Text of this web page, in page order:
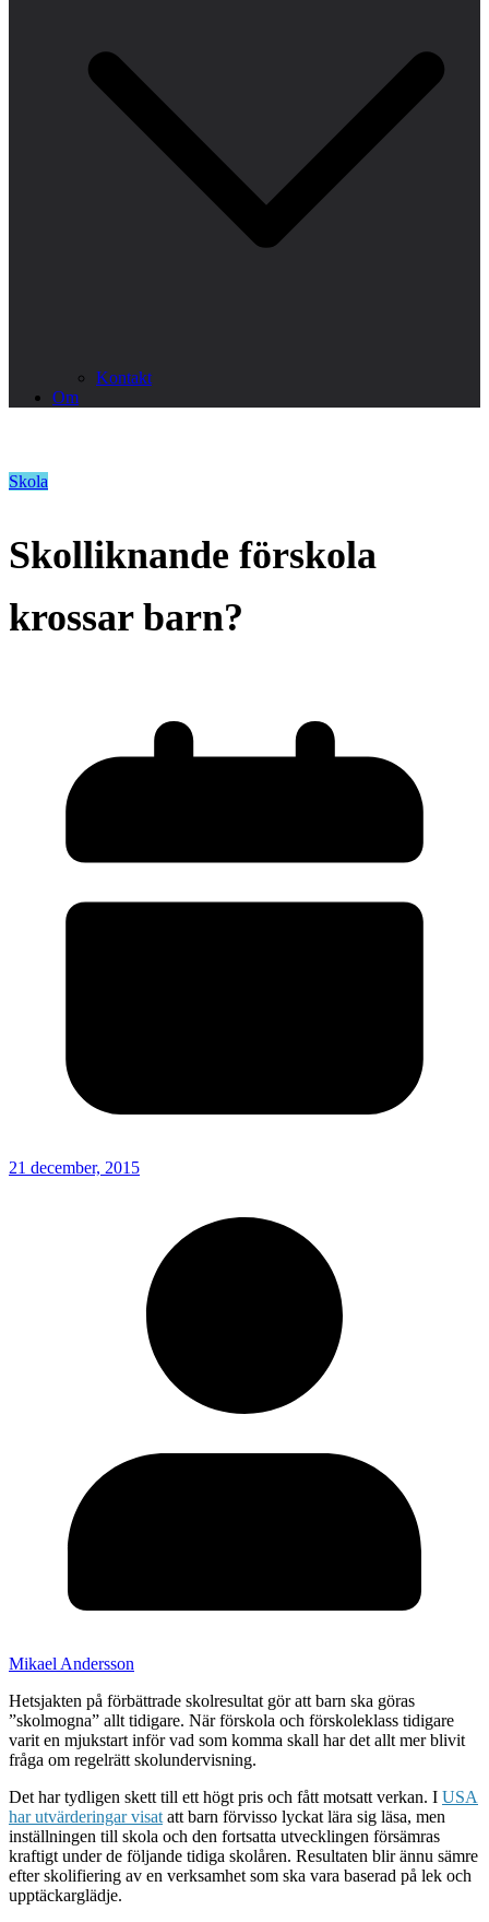
Kontakt
Om
Skola
Skolliknande förskola
krossar barn?
21 december, 2015
Mikael Andersson
Hetsjakten på förbättrade skolresultat gör att barn ska göras
”skolmogna” allt tidigare. När förskola och förskoleklass tidigare
varit en mjukstart inför vad som komma skall har det allt mer blivit
fråga om regelrätt skolundervisning.
Det har tydligen skett till ett högt pris och fått motsatt verkan. I USA
har utvärderingar visat att barn förvisso lyckat lära sig läsa, men
inställningen till skola och den fortsatta utvecklingen försämras
kraftigt under de följande tidiga skolåren. Resultaten blir ännu sämre
efter skolifiering av en verksamhet som ska vara baserad på lek och
upptäckarglädje.